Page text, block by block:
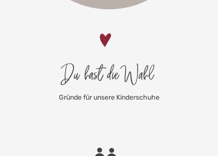
Du hast die Wahl
Gründe für unsere Kinderschuhe